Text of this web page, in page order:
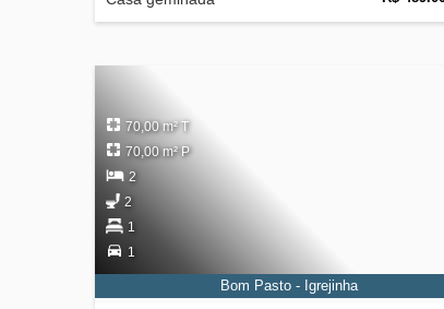
70,00 m² T
70,00 m² P
2
2
1
1
Bom Pasto - Igrejinha